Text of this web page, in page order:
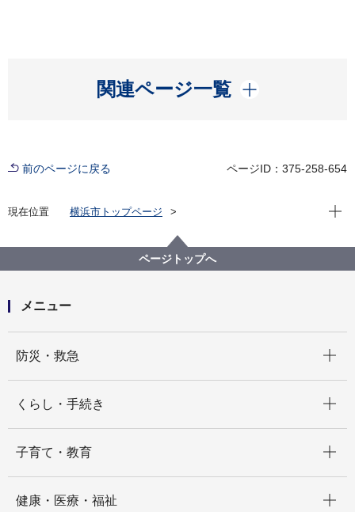
関連ページ一覧
開く
前のページに戻る ページID：375-258-654
現在位置
横浜市トップページ
医療局
他の自治体に住んでいますが、横浜市で新型コロナワ
クチンの接種はできますか。
現在
ページトップへ
メニュー
防災・救急
くらし・手続き
子育て・教育
健康・医療・福祉